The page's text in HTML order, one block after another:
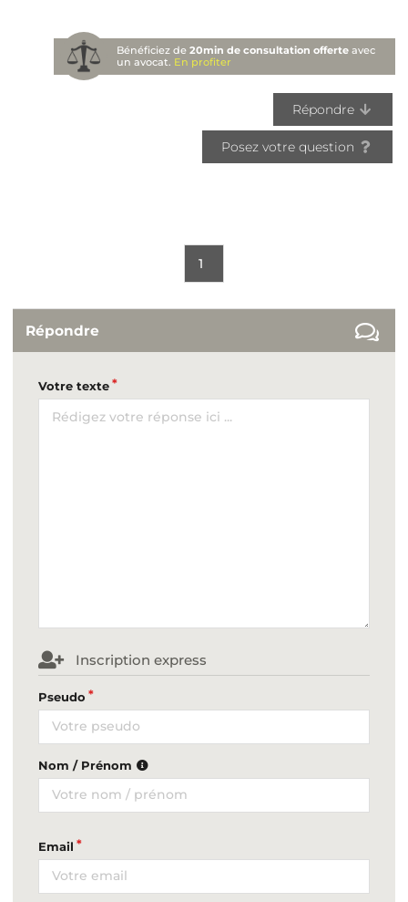
Bénéficiez de20min de consultation offerte avec
un avocat. En profiter
Répondre
Posez votre question
1
Répondre
Votre texte
Inscription express
Pseudo
Nom / Prénom
Email